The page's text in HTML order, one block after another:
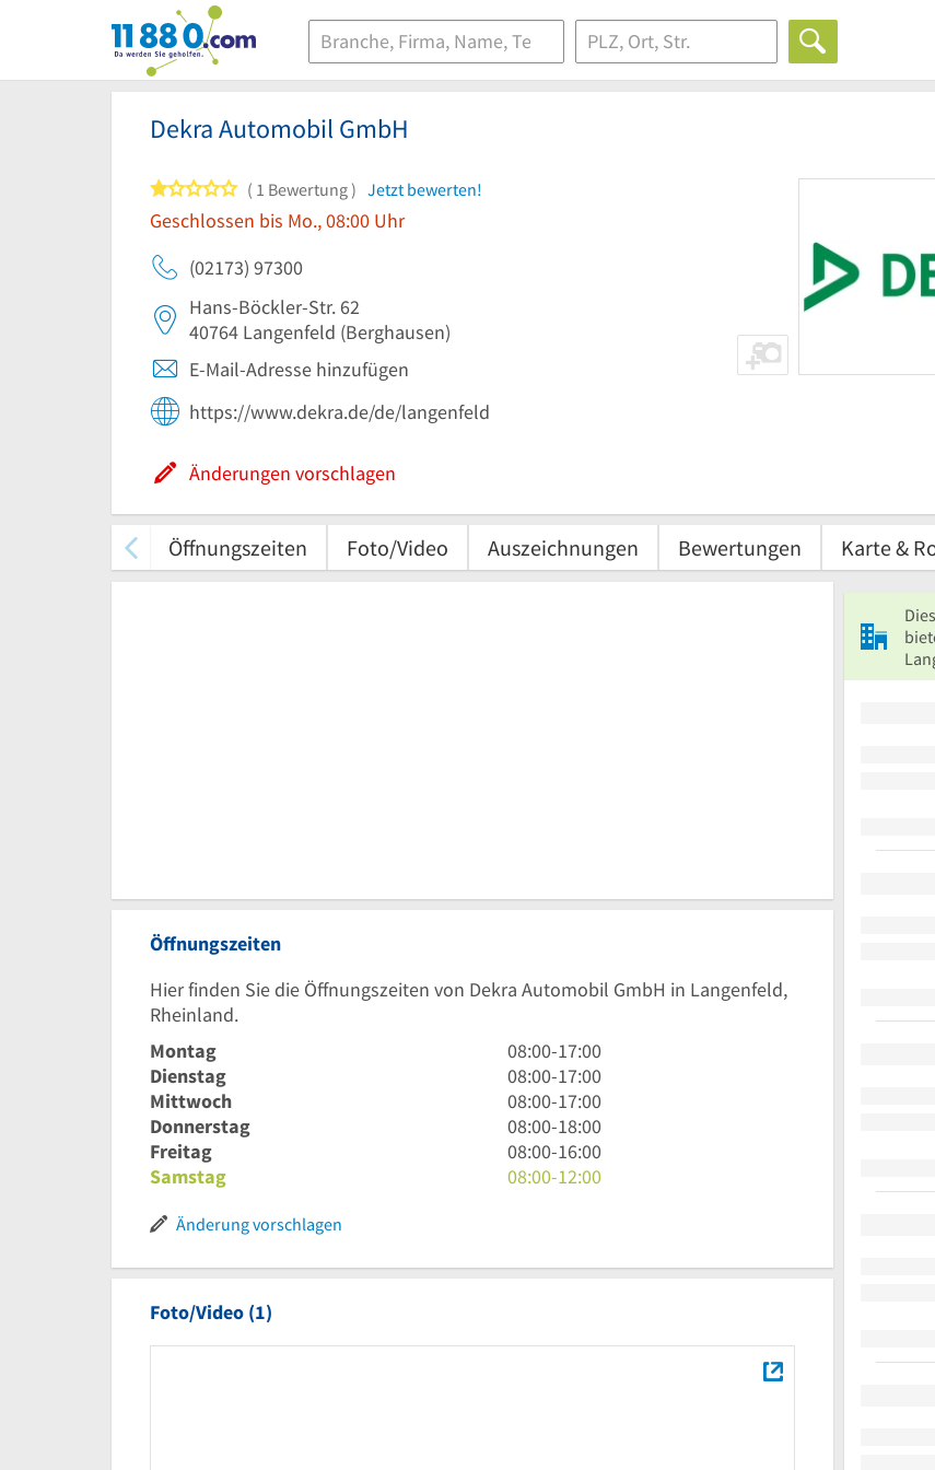
11880.com
Dekra Automobil GmbH
1 von 5 Sternen
1 Bewertung Jetzt bewerten!
Geschlossen bis Mo., 08:00 Uhr
(02173) 97300
Hans-Böckler-Str. 62
40764 Langenfeld (Berghausen)
E-Mail-Adresse hinzufügen
https://www.dekra.de/de/langenfeld
Änderungen vorschlagen
Öffnungszeiten Foto/Video Auszeichnungen Bewertungen Karte &
Öffnungszeiten
Hier finden Sie die Öffnungszeiten von Dekra Automobil GmbH in Langenfeld,
Rheinland.
Montag
8
Uhr
bis
17
Uhr
08:00-17:00
Dienstag
8
Uhr
bis
17
Uhr
08:00-17:00
Mittwoch
8
Uhr
bis
17
08:00-17:00
Donnerstag
8
Uhr
bis
08:00-18:00
Freitag
8
Uhr
08:00-16:00
Samstag
8
Uhr
08:00-12:00
Änderung vorschlagen
Foto/Video (1)